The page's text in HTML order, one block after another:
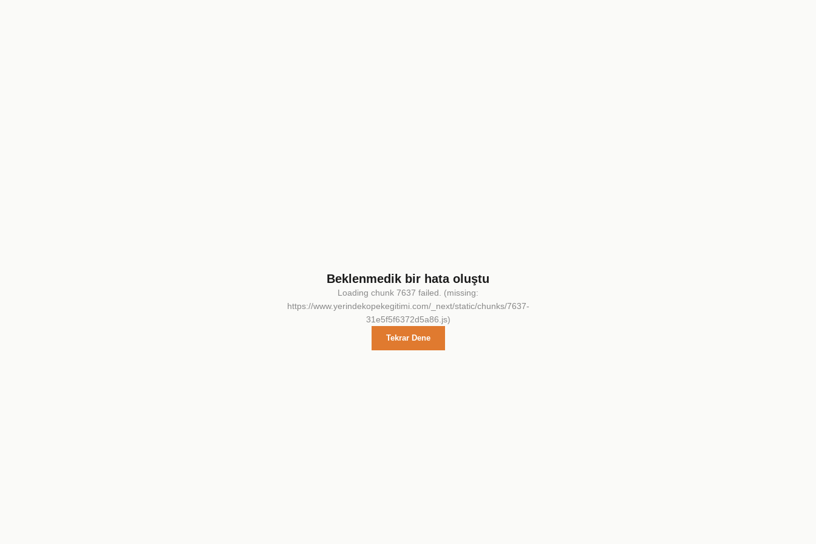
Beklenmedik bir hata oluştu
Loading chunk 7637 failed. (missing:
https://www.yerindekopekegitimi.com/_next/static/chunks/7637-
31e5f5f6372d5a86.js)
Tekrar Dene